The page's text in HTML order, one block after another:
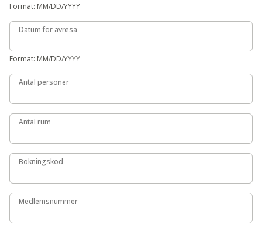
Format: MM/DD/YYYY
Datum för avresa
Datum för avresa
Format: MM/DD/YYYY
Antal personer
Antal personer
Antal rum
Antal rum
Bokningskod
Bokningskod
Medlemsnummer
Medlemsnummer